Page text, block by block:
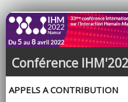
Conférence
APPELS A CONTRIBUTION